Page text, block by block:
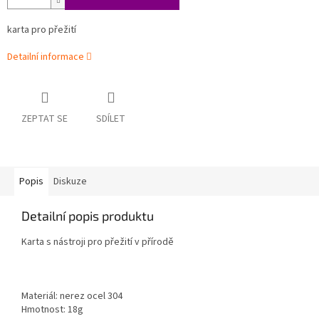
karta pro přežití
Detailní informace
ZEPTAT SE SDÍLET
Popis Diskuze
Detailní popis produktu
Karta s nástroji pro přežití v přírodě
Materiál: nerez ocel 304
Hmotnost: 18g